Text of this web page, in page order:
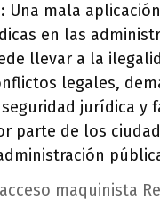
Una mala
en las
llevar a la
legales,
jurídica y
parte de los
maquinista